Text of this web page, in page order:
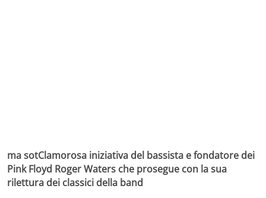
ma sotClamorosa iniziativa del bassista e fondatore dei
Pink Floyd Roger Waters che prosegue con la sua
rilettura dei classici della band